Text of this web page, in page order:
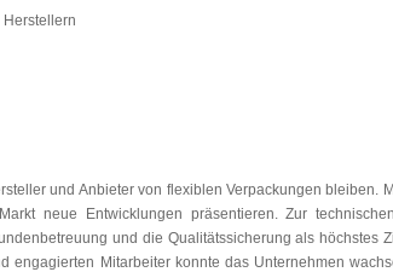
und Anbieter von flexiblen Verpackungen bleiben.
neue Entwicklungen präsentieren. Zur
und die Qualitätssicherung als höchstes
engagierten Mitarbeiter konnte das Unternehmen